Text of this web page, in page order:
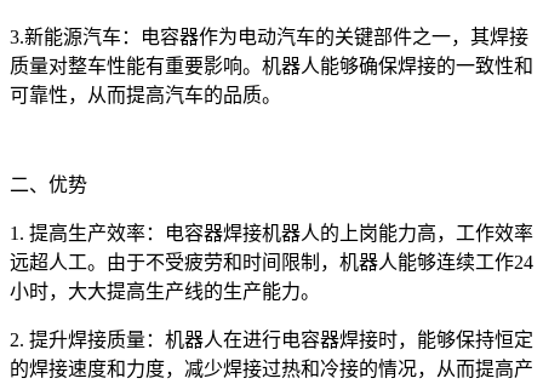
3.新能源汽车：电容器作为电动汽车的关键部件之一，其焊接
质量对整车性能有重要影响。机器人能够确保焊接的一致性和
可靠性，从而提高汽车的品质。
二、优势
1. 提高生产效率：电容器焊接机器人的上岗能力高，工作效率
远超人工。由于不受疲劳和时间限制，机器人能够连续工作24
小时，大大提高生产线的生产能力。
2. 提升焊接质量：机器人在进行电容器焊接时，能够保持恒定
的焊接速度和力度，减少焊接过热和冷接的情况，从而提高产